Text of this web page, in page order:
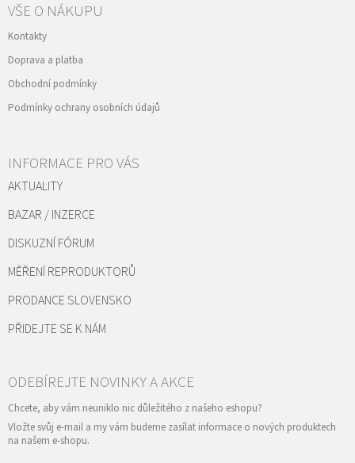
VŠE O NÁKUPU
Kontakty
Doprava a platba
Obchodní podmínky
Podmínky ochrany osobních údajů
INFORMACE PRO VÁS
AKTUALITY
BAZAR / INZERCE
DISKUZNÍ FÓRUM
MĚŘENÍ REPRODUKTORŮ
PRODANCE SLOVENSKO
PŘIDEJTE SE K NÁM
Vložte svůj e-mail a my vám budeme zasílat informace o nových produktech
na našem e-shopu.